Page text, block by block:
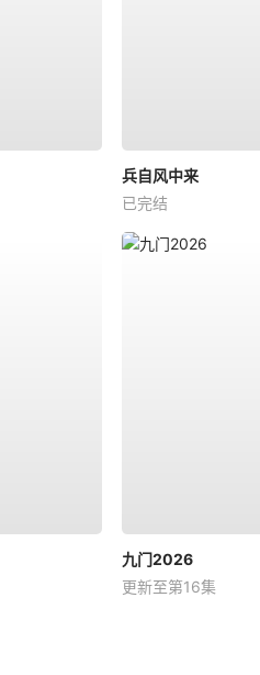
兵自风中来
已完结
九门2026
更新至第16集